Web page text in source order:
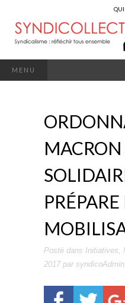
QUI
MENU
MACRON
Posté dans Initiatives,
2017par syndicoAdmin